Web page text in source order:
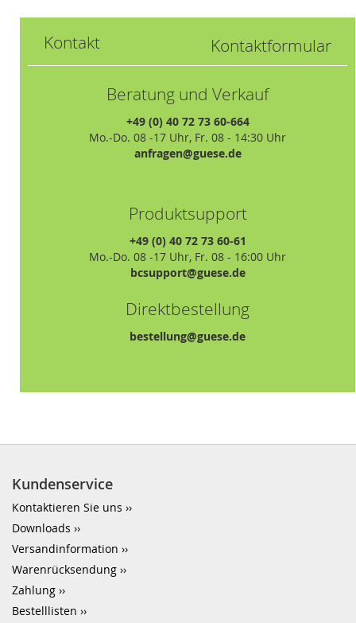
Kontakt Kontaktformular
Beratung und Verkauf
+49 (0) 40 72 73 60-664
Mo.-Do. 08 -17 Uhr, Fr. 08 - 14:30 Uhr
anfragen@guese.de
Produktsupport
+49 (0) 40 72 73 60-61
Mo.-Do. 08 -17 Uhr, Fr. 08 - 16:00 Uhr
bcsupport@guese.de
Direktbestellung
bestellung@guese.de
Kundenservice
Kontaktieren Sie uns
Downloads
Versandinformation
Warenrücksendung
Zahlung
Bestelllisten